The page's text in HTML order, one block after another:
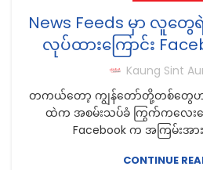
News Feeds မှာ လူတွ
လုပ်ထားကြောင်း
Kaung Sint
တကယ်တော့ ကျွန်တော်တို့တစ်တွေဟာ
ထဲက အစမ်းသပ်ခံ ကြွက်ကလေးတွေ
Facebook က အကြမ်းအာ
CONTINUE